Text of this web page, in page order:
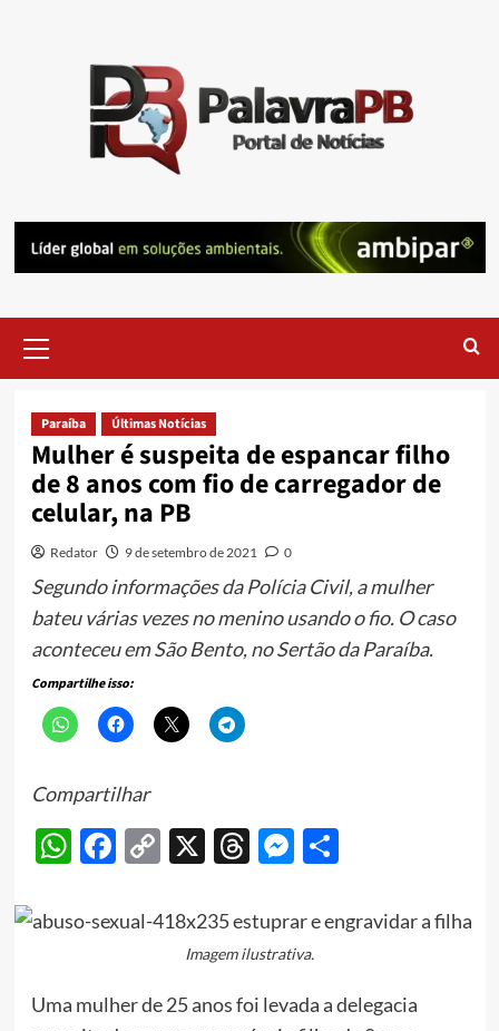
Menu
Paraíba Últimas Notícias
Mulher é suspeita de espancar filho
de 8 anos com fio de carregador de
celular, na PB
Redator 9 de setembro de 2021 0
Segundo informações da Polícia Civil, a mulher
bateu várias vezes no menino usando o fio. O caso
aconteceu em São Bento, no Sertão da Paraíba.
Compartilhe isso:
Compartilhar
WhatsApp
Facebook
Copy
X Threads
Messenger
Share
Imagem ilustrativa.
Uma mulher de 25 anos foi levada a delegacia